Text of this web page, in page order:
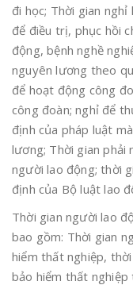
đi học; Thời gian
để điều trị, phục hồi
động, bệnh nghề
nguyên lương theo
để hoạt động công
công đoàn; nghỉ để
định của pháp luật
lương; Thời gian phải
người lao động; thời
định của Bộ luật lao
Thời gian người lao
bao gồm: Thời gian
hiểm thất nghiệp,
bảo hiểm thất